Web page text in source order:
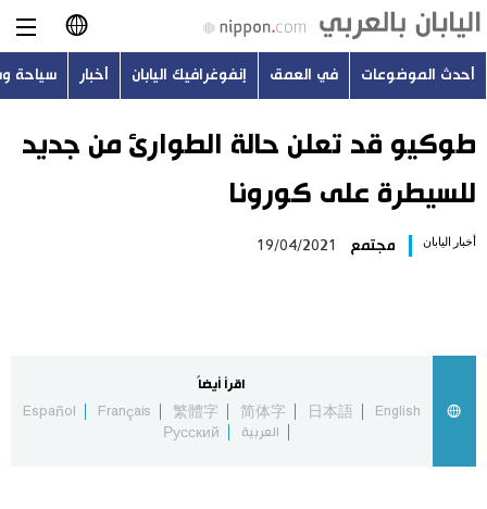
日本語
English
Русский
أحدث الموضوعات
أحدث الموضوعات في العمق إنفوغرافيك اليابان أخبار سياحة
طوكيو قد تعلن حالة الطوارئ من جديد
للسيطرة على كورونا
أخبار اليابان مجتمع 19/04/2021
اقرأ أيضاً
English
日本語
简体字
繁體字
Français
Español
العربية
Русский